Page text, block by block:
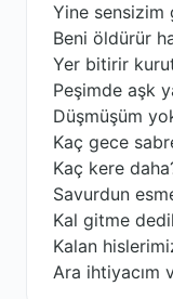
Yine sensizim
Beni öldürür
Yer bitirir
Peşimde aşk
Düşmüşüm
Kaç gece
Kaç kere
Savurdun
Kal gitme
Kalan
Ara ihtiyacım